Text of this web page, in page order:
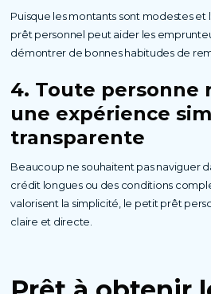
Puisque les montants sont modestes et
prêt personnel peut aider les
démontrer de bonnes habitudes de
4. Toute personne
une expérience
transparente
Beaucoup ne souhaitent pas naviguer
crédit longues ou des conditions
valorisent la simplicité, le petit prêt
claire et directe.